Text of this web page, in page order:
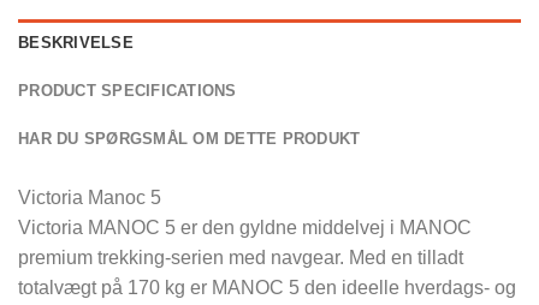
BESKRIVELSE
PRODUCT SPECIFICATIONS
HAR DU SPØRGSMÅL OM DETTE PRODUKT
Victoria Manoc 5
Victoria MANOC 5 er den gyldne middelvej i MANOC
premium trekking-serien med navgear. Med en tilladt
totalvægt på 170 kg er MANOC 5 den ideelle hverdags- og